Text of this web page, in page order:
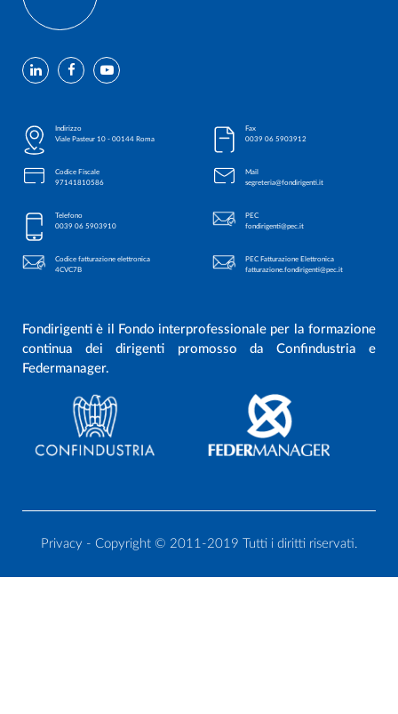
Fondirigenti è il Fondo interprofessionale per la formazione
continua dei dirigenti promosso da Confindustria e
Federmanager.
Indirizzo
Viale Pasteur 10 - 00144 Roma
Codice Fiscale
97141810586
Telefono
0039 06 5903910
Codice fatturazione elettronica
4CVC7B
Fax
0039 06 5903912
Mail
segreteria@fondirigenti.it
PEC
fondirigenti@pec.it
PEC Fatturazione Elettronica
fatturazione.fondirigenti@pec.it
Privacy - Copyright © 2011-2019 Tutti i diritti riservati.